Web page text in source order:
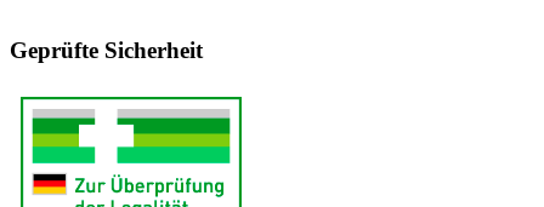
Geprüfte Sicherheit